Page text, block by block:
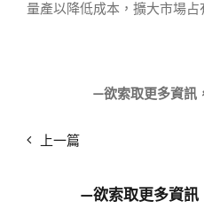
量產以降低成本，擴大市場占
—欲索取更多資訊
上一篇
—欲索取更多資訊